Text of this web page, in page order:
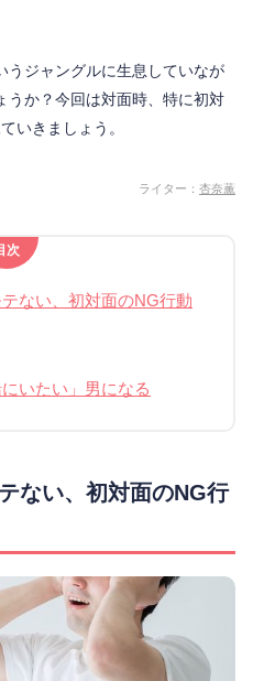
うジャングルに生息していなが
うか？今回は対面時、特に初対
いきましょう。
ライター： 杏奈薫
次
ない、初対面のNG行動
いたい」男になる
ない、初対面のNG行